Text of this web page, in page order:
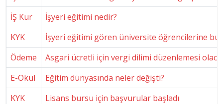
İŞ Kur
İşyeri eğitimi nedir?
KYK
İşyeri eğitimi gören üniversite öğrencilerine
Ödeme
Asgari ücretli için vergi dilimi düzenlemesi
E-Okul
Eğitim dünyasında neler değişti?
KYK
Lisans bursu için başvurular başladı